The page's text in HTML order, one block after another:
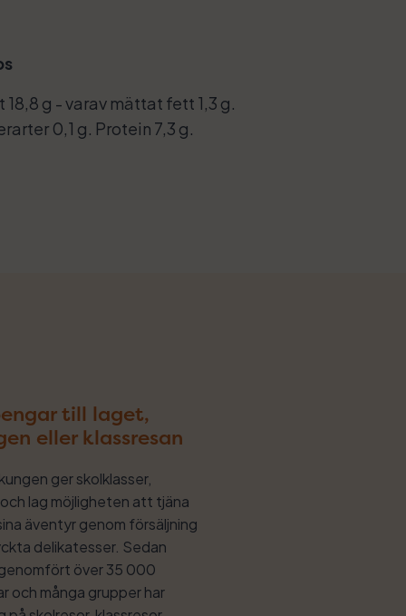
g - varav mättat fett 1,3 g.
0,1 g. Protein 7,3 g.
till laget,
eller klassresan
ger skolklasser,
lag möjligheten att tjäna
äventyr genom försäljning
delikatesser. Sedan
genomfört över 35 000
och många grupper har